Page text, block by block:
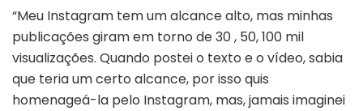
“Meu Instagram tem um alcance alto, mas minhas
publicações giram em torno de 30 , 50, 100 mil
visualizações. Quando postei o texto e o vídeo, sabia
que teria um certo alcance, por isso quis
homenageá-la pelo Instagram, mas, jamais imaginei